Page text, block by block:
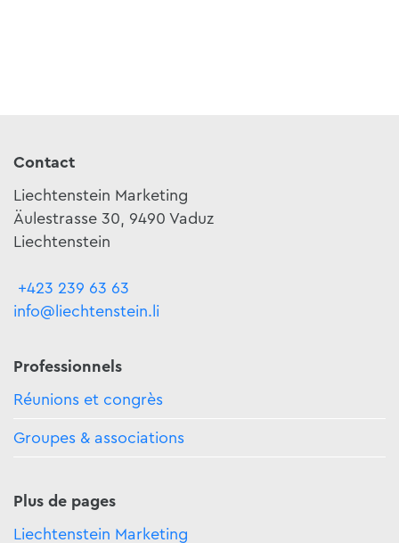
Contact
Liechtenstein Marketing
Äulestrasse 30, 9490 Vaduz
Liechtenstein
+423 239 63 63
info@liechtenstein.li
Professionnels
Réunions et congrès
Groupes & associations
Plus de pages
Liechtenstein Marketing